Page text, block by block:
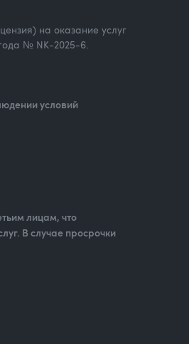
на оказание услуг
№ NK-2025-6.
условий
лицам, что
В случае просрочки